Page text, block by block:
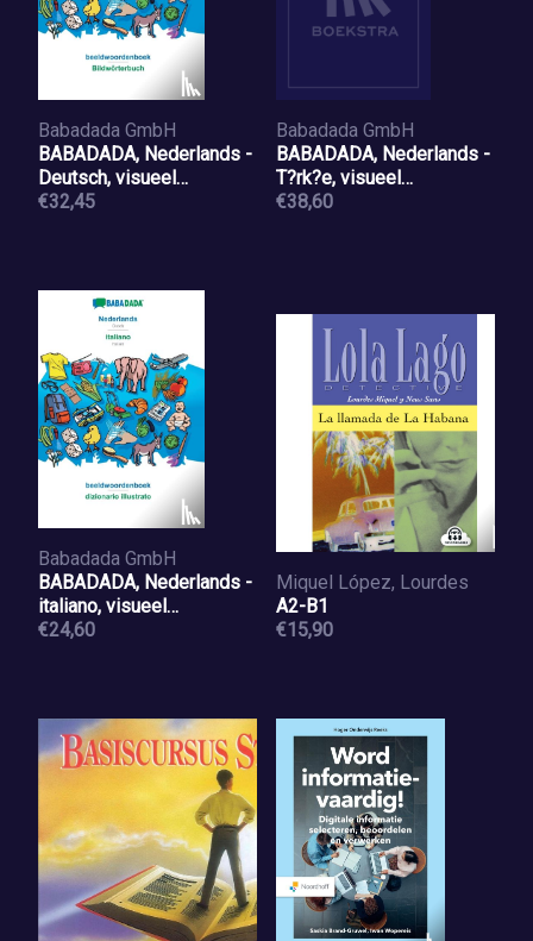
Babadada GmbH
BABADADA, Nederlands -
Deutsch, visueel
woordenboek - Bildw?
€32,45
Babadada GmbH
BABADADA, Nederlands -
T?rk?e, visueel
woordenboek - g?rsel s?
€38,60
Babadada GmbH
BABADADA, Nederlands -
italiano, visueel
woordenboek - dizionario
€24,60
Miquel López, Lourdes
A2-B1
€15,90